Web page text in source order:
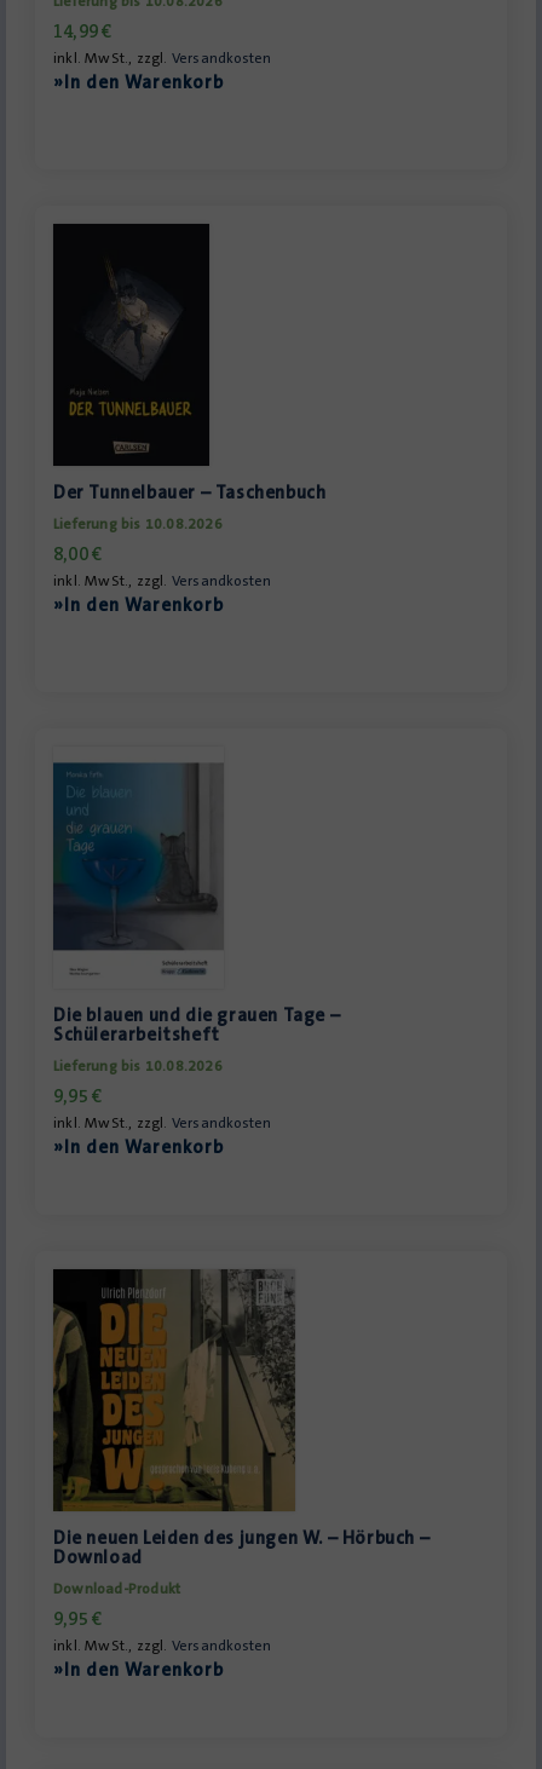
14,99€
inkl. MwSt., zzgl. Versandkosten
»In den Warenkorb
Der Tunnelbauer – Taschenbuch
Lieferung bis 10.08.2026
8,00€
inkl. MwSt., zzgl. Versandkosten
»In den Warenkorb
Die blauen und die grauen Tage –
Schülerarbeitsheft
Lieferung bis 10.08.2026
9,95 €
inkl. MwSt., zzgl. Versandkosten
»In den Warenkorb
Die neuen Leiden des jungen W. – Hörbuch –
Download
Download-Produkt
9,95 €
inkl. MwSt., zzgl. Versandkosten
»In den Warenkorb